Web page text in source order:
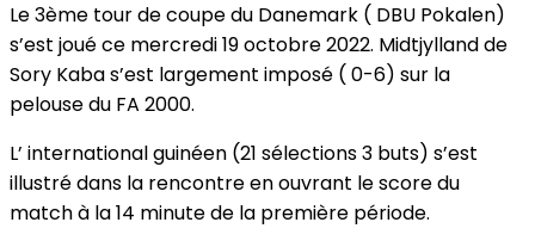
Le 3ème tour de coupe du Danemark ( DBU Pokalen)
s’est joué ce mercredi 19 octobre 2022. Midtjylland de
Sory Kaba s’est largement imposé ( 0-6) sur la
pelouse du FA 2000.
L’ international guinéen (21 sélections 3 buts) s’est
illustré dans la rencontre en ouvrant le score du
match à la 14 minute de la première période.